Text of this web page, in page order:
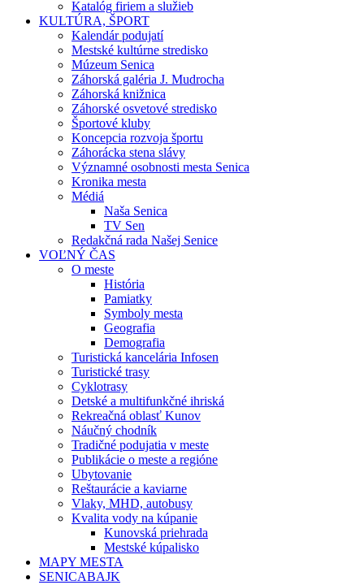
Katalóg firiem a služieb
KULTÚRA, ŠPORT
Kalendár podujatí
Mestské kultúrne stredisko
Múzeum Senica
Záhorská galéria J. Mudrocha
Záhorská knižnica
Záhorské osvetové stredisko
Športové kluby
Koncepcia rozvoja športu
Záhorácka stena slávy
Významné osobnosti mesta Senica
Kronika mesta
Médiá
Naša Senica
TV Sen
Redakčná rada Našej Senice
VOĽNÝ ČAS
O meste
História
Pamiatky
Symboly mesta
Geografia
Demografia
Turistická kancelária Infosen
Turistické trasy
Cyklotrasy
Detské a multifunkčné ihriská
Rekreačná oblasť Kunov
Náučný chodník
Tradičné podujatia v meste
Publikácie o meste a regióne
Ubytovanie
Reštaurácie a kaviarne
Vlaky, MHD, autobusy
Kvalita vody na kúpanie
Kunovská priehrada
Mestské kúpalisko
MAPY MESTA
SENICABAJK